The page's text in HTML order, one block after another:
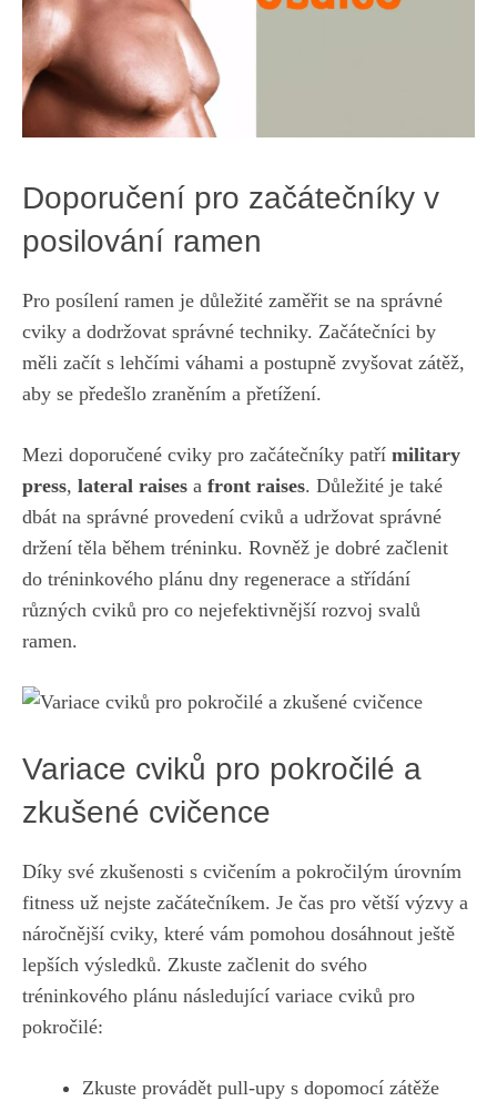
Doporučení ​pro začátečníky v
posilování ramen
Pro posílení ramen⁣ je důležité zaměřit se na správné
cviky⁤ a dodržovat‌ správné techniky.⁣ Začátečníci by
měli začít s lehčími váhami a postupně zvyšovat⁣ zátěž,
aby se předešlo ⁤zraněním a ⁢přetížení.
Mezi doporučené ‌cviky pro‌ začátečníky patří military
press, lateral raises ⁤a‍ front raises. Důležité⁣ je také
dbát ​na⁤ správné provedení cviků a udržovat správné
‍držení‍ těla během ⁤tréninku. Rovněž je dobré začlenit
do tréninkového plánu​ dny regenerace a střídání⁣
různých ‌cviků ‌pro co ⁢nejefektivnější ‌rozvoj‍ svalů
ramen.
Variace cviků pro pokročilé⁣ a
zkušené cvičence
Díky‌ své zkušenosti s cvičením ⁤a pokročilým úrovním
fitness už ​nejste začátečníkem. Je čas pro větší výzvy a
náročnější⁢ cviky, které ⁣vám pomohou dosáhnout ještě‌
lepších výsledků. Zkuste ‌začlenit do svého
tréninkového ‍plánu následující variace cviků‍ pro
pokročilé:
Zkuste provádět pull-upy s dopomocí zátěže